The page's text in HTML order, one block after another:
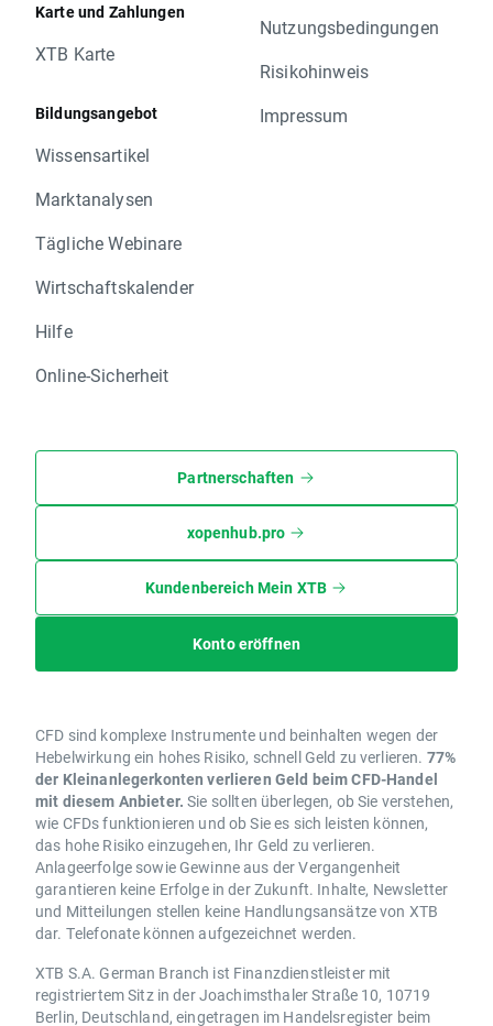
Karte und Zahlungen
XTB Karte
Bildungsangebot
Wissensartikel
Marktanalysen
Tägliche Webinare
Wirtschaftskalender
Hilfe
Online-Sicherheit
Nutzungsbedingungen
Risikohinweis
Impressum
Partnerschaften
xopenhub.pro
Kundenbereich Mein XTB
Konto eröffnen
CFD sind komplexe Instrumente und beinhalten wegen der
Hebelwirkung ein hohes Risiko, schnell Geld zu verlieren. 77%
der Kleinanlegerkonten verlieren Geld beim CFD-Handel
mit diesem Anbieter. Sie sollten überlegen, ob Sie verstehen,
wie CFDs funktionieren und ob Sie es sich leisten können,
das hohe Risiko einzugehen, Ihr Geld zu verlieren.
Anlageerfolge sowie Gewinne aus der Vergangenheit
garantieren keine Erfolge in der Zukunft. Inhalte, Newsletter
und Mitteilungen stellen keine Handlungsansätze von XTB
dar. Telefonate können aufgezeichnet werden.
XTB S.A. German Branch ist Finanzdienstleister mit
registriertem Sitz in der Joachimsthaler Straße 10, 10719
Berlin, Deutschland, eingetragen im Handelsregister beim